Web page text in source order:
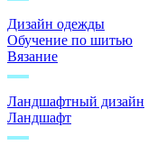
Дизайн одежды
Обучение по шитью
Вязание
Ландшафтный дизайн
Ландшафт